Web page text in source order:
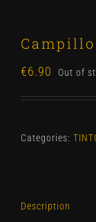
€6.90 Out of
Categories:
Description